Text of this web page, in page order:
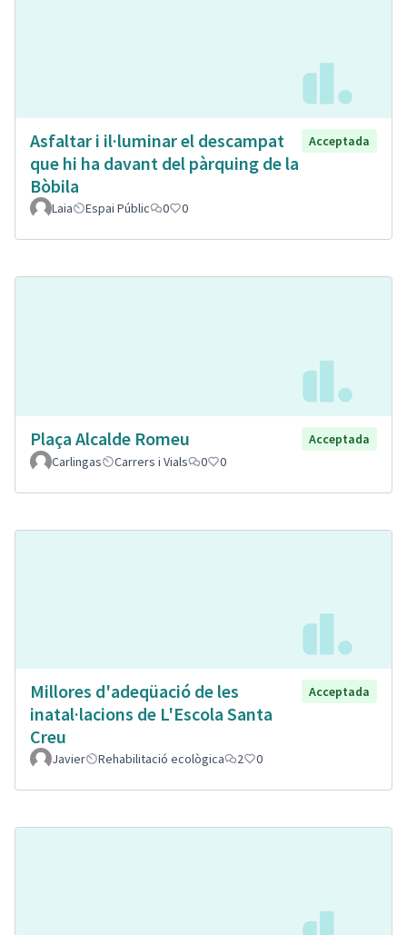
Asfaltar i il·luminar el descampat
que hi ha davant del pàrquing de la
Bòbila
Acceptada
Laia Espai Públic 0 0
Plaça Alcalde Romeu
Acceptada
Carlingas
Carrers i Vials 0 0
Millores d'adeqüació de les
inatal·lacions de L'Escola Santa
Creu
Acceptada
Javier Rehabilitació ecològica 2 0